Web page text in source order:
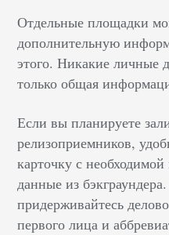
Отдельные площадки
дополнительную
этого. Никакие личные
только общая
Если вы планируете
релизоприемников,
карточку с
данные из
придерживайтесь
первого лица и